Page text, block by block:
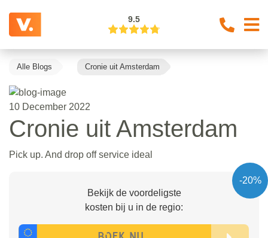
9.5
Alle Blogs Cronie uit Amsterdam
10 December 2022
Cronie uit Amsterdam
Pick up. And drop off service ideal
-20%
Bekijk de voordeligste
kosten bij u in de regio: